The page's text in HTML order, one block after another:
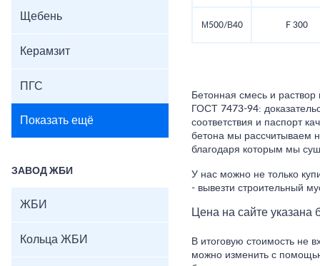
Щебень
Керамзит
ПГС
Показать ещё
ЗАВОД ЖБИ
ЖБИ
Кольца ЖБИ
М500/В40 F 300
Бетонная смесь и раствор
ГОСТ 7473-94:
соответствия и паспорт
бетона мы рассчитываем
благодаря которым мы
У нас можно не только
- вывезти строительный
Цена на сайте указана
В итоговую стоимость не
можно изменить с